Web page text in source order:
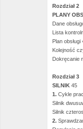
Rozdział 2
PLANY
Dane
Lista
Plan obsługi
Kolejność
Dokręcanie
Rozdział 3
SILNIK 45
1. Cykle
Silnik
Silnik
2.